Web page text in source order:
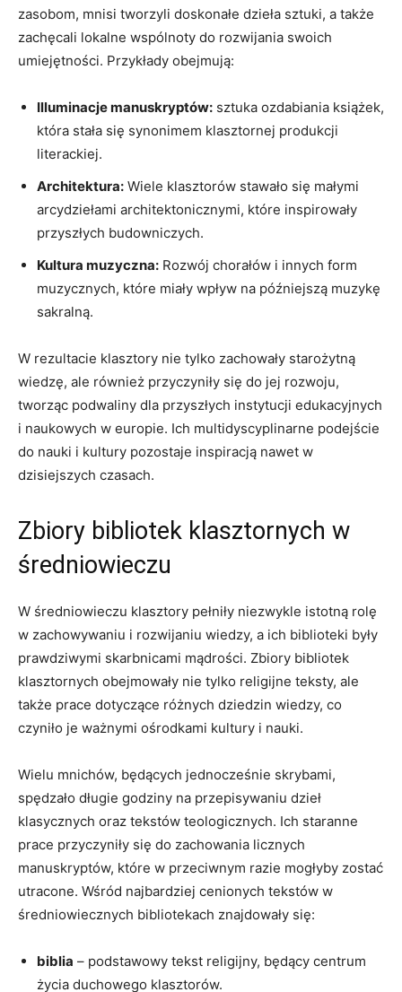
zasobom, mnisi tworzyli doskonałe dzieła sztuki, a także
zachęcali lokalne wspólnoty do rozwijania swoich
umiejętności. Przykłady obejmują:
Illuminacje manuskryptów: sztuka ozdabiania książek,
która stała się synonimem klasztornej produkcji
literackiej.
Architektura: Wiele klasztorów stawało się małymi
arcydziełami architektonicznymi, które inspirowały
przyszłych budowniczych.
Kultura muzyczna: Rozwój chorałów i innych form
muzycznych, które miały wpływ na późniejszą muzykę
sakralną.
W rezultacie klasztory nie tylko zachowały starożytną
wiedzę, ale również przyczyniły się do jej rozwoju,
tworząc podwaliny dla przyszłych instytucji edukacyjnych
i naukowych w europie. Ich multidyscyplinarne podejście
do nauki i kultury pozostaje inspiracją nawet w
dzisiejszych czasach.
Zbiory bibliotek klasztornych w
średniowieczu
W średniowieczu klasztory pełniły niezwykle istotną rolę
w zachowywaniu i rozwijaniu wiedzy, a ich biblioteki były
prawdziwymi skarbnicami mądrości. Zbiory bibliotek
klasztornych obejmowały nie tylko religijne teksty, ale
także prace dotyczące różnych dziedzin wiedzy, co
czyniło je ważnymi ośrodkami kultury i nauki.
Wielu mnichów, będących jednocześnie skrybami,
spędzało długie godziny na przepisywaniu dzieł
klasycznych oraz tekstów teologicznych. Ich staranne
prace przyczyniły się do zachowania licznych
manuskryptów, które w przeciwnym razie mogłyby zostać
utracone. Wśród najbardziej cenionych tekstów w
średniowiecznych bibliotekach znajdowały się:
biblia – podstawowy tekst religijny, będący centrum
życia duchowego klasztorów.